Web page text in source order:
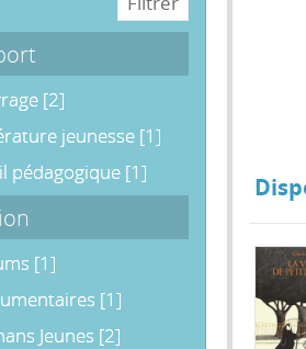
[2]
jeunesse
jeunesse [1]
pédagogique [1]
[1]
[1]
Jeunes
Jeunes [2]